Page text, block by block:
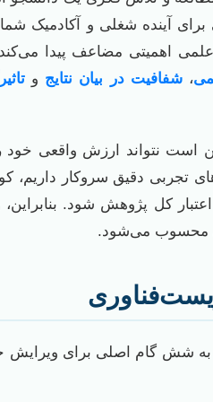
آینده شغلی و آکادمیک
اهمیتی مضاعف پیدا
،شفافیت در بیان نتایج و
است نتواند ارزش واقعی خود
تجربی دقیق سروکار داریم،
کل پژوهش شود. بنابراین،
محسوب می‌شود.
شش گام اصلی برای ویرایش